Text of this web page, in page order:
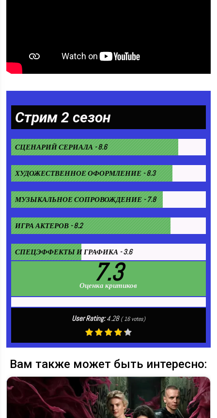
Стрим 2 сезон
СЦЕНАРИЙ СЕРИАЛА - 8.6
ХУДОЖЕСТВЕННОЕ ОФОРМЛЕНИЕ - 8.3
МУЗЫКАЛЬНОЕ СОПРОВОЖДЕНИЕ - 7.8
ИГРА АКТЕРОВ - 8.2
СПЕЦЭФФЕКТЫ И ГРАФИКА - 3.6
7.3
Оценка критиков
User Rating:4.28 (16votes)
Вам также может быть интересно: